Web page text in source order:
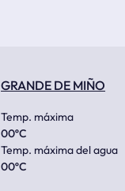
GRANDE DE MIÑO
Temp. máxima
00ºC
Temp. máxima del agua
00ºC